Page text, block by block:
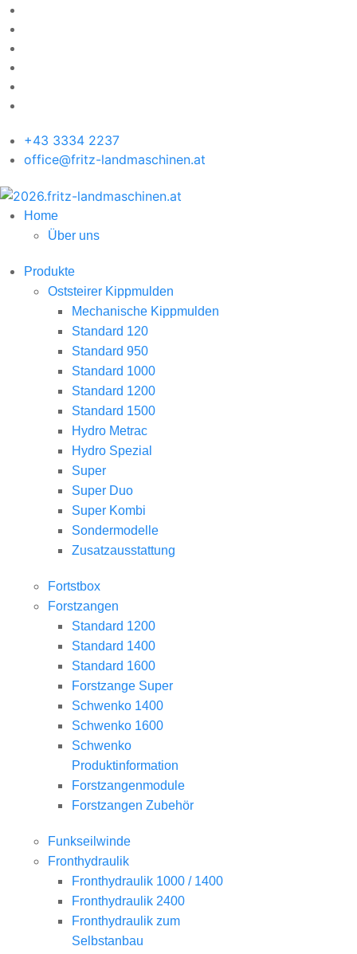
+43 3334 2237
office@fritz-landmaschinen.at
Home
Über uns
Produkte
Oststeirer Kippmulden
Mechanische Kippmulden
Standard 120
Standard 950
Standard 1000
Standard 1200
Standard 1500
Hydro Metrac
Hydro Spezial
Super
Super Duo
Super Kombi
Sondermodelle
Zusatzausstattung
Fortstbox
Forstzangen
Standard 1200
Standard 1400
Standard 1600
Forstzange Super
Schwenko 1400
Schwenko 1600
Schwenko
Produktinformation
Forstzangenmodule
Forstzangen Zubehör
Funkseilwinde
Fronthydraulik
Fronthydraulik 1000 / 1400
Fronthydraulik 2400
Fronthydraulik zum
Selbstanbau